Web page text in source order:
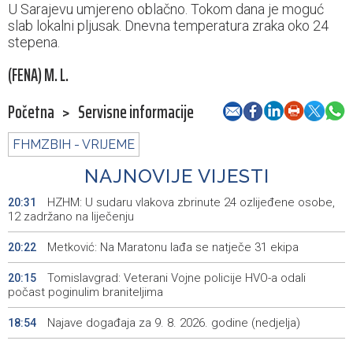
U Sarajevu umjereno oblačno. Tokom dana je moguć
slab lokalni pljusak. Dnevna temperatura zraka oko 24
stepena.
(FENA) M. L.
Početna > Servisne informacije
FHMZBIH - VRIJEME
NAJNOVIJE VIJESTI
20:31
HZHM: U sudaru vlakova zbrinute 24 ozlijeđene osobe,
12 zadržano na liječenju
20:22 Metković: Na Maratonu lađa se natječe 31 ekipa
20:15
Tomislavgrad: Veterani Vojne policije HVO-a odali
počast poginulim braniteljima
18:54 Najave događaja za 9. 8. 2026. godine (nedjelja)